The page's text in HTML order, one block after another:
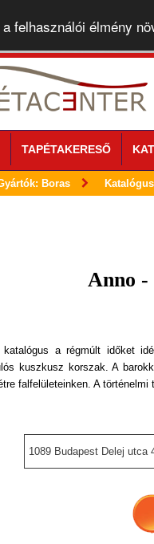
felhasználói élmény
TAPÉTAKERESŐ
Boras
Anno -
katalógus a régmúlt időket
kuszkusz korszak. A
falfelületeinken. A
1089 Budapest Delej utca